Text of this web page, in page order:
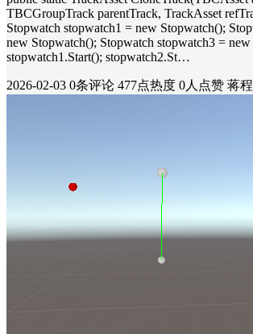
TBCGroupTrack parentTrack, TrackAsset
Stopwatch stopwatch1 = new Stopwatch();
new Stopwatch(); Stopwatch stopwatch3 =
stopwatch1.Start(); stopwatch2.St…
2026-02-03 0条评论 477点热度 0人点赞 蒋程